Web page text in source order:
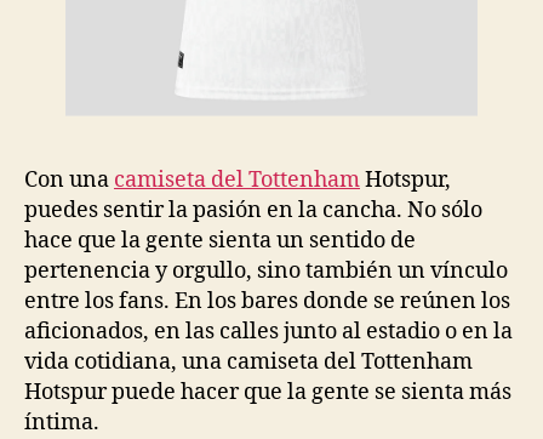
Con una camiseta del TottenhamHotspur,
puedes sentir la pasión en la cancha. No sólo
hace que la gente sienta un sentido de
pertenencia y orgullo, sino también un vínculo
entre los fans. En los bares donde se reúnen los
aficionados, en las calles junto al estadio o en la
vida cotidiana, una camiseta del Tottenham
Hotspur puede hacer que la gente se sienta más
íntima.